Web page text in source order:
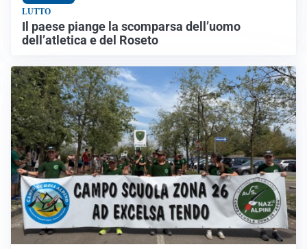
LUTTO
Il paese piange la scomparsa dell’uomo
dell’atletica e del Roseto